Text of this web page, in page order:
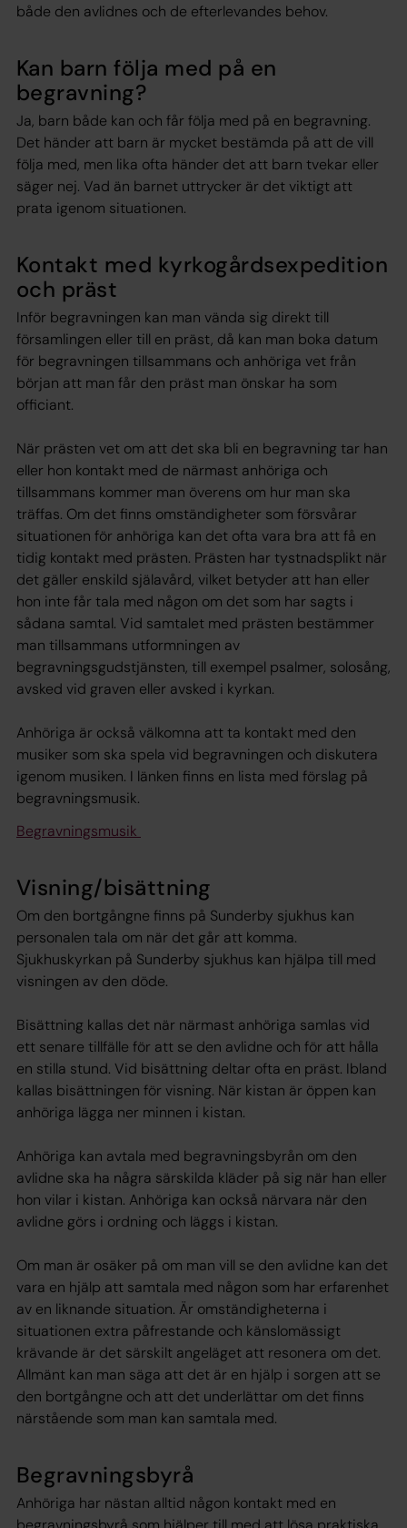
både den avlidnes och de efterlevandes behov.
Kan barn följa med på en
begravning?
Ja, barn både kan och får följa med på en begravning.
Det händer att barn är mycket bestämda på att de vill
följa med, men lika ofta händer det att barn tvekar eller
säger nej. Vad än barnet uttrycker är det viktigt att
prata igenom situationen.
Kontakt med kyrkogårdsexpedition
och präst
Inför begravningen kan man vända sig direkt till
församlingen eller till en präst, då kan man boka datum
för begravningen tillsammans och anhöriga vet från
början att man får den präst man önskar ha som
officiant.
När prästen vet om att det ska bli en begravning tar han
eller hon kontakt med de närmast anhöriga och
tillsammans kommer man överens om hur man ska
träffas. Om det finns omständigheter som försvårar
situationen för anhöriga kan det ofta vara bra att få en
tidig kontakt med prästen. Prästen har tystnadsplikt när
det gäller enskild själavård, vilket betyder att han eller
hon inte får tala med någon om det som har sagts i
sådana samtal. Vid samtalet med prästen bestämmer
man tillsammans utformningen av
begravningsgudstjänsten, till exempel psalmer, solosång,
avsked vid graven eller avsked i kyrkan.
Anhöriga är också välkomna att ta kontakt med den
musiker som ska spela vid begravningen och diskutera
igenom musiken. I länken finns en lista med förslag på
begravningsmusik.
Begravningsmusik
Visning/bisättning
Om den bortgångne finns på Sunderby sjukhus kan
personalen tala om när det går att komma.
Sjukhuskyrkan på Sunderby sjukhus kan hjälpa till med
visningen av den döde.
Bisättning kallas det när närmast anhöriga samlas vid
ett senare tillfälle för att se den avlidne och för att hålla
en stilla stund. Vid bisättning deltar ofta en präst. Ibland
kallas bisättningen för visning. När kistan är öppen kan
anhöriga lägga ner minnen i kistan.
Anhöriga kan avtala med begravningsbyrån om den
avlidne ska ha några särskilda kläder på sig när han eller
hon vilar i kistan. Anhöriga kan också närvara när den
avlidne görs i ordning och läggs i kistan.
Om man är osäker på om man vill se den avlidne kan det
vara en hjälp att samtala med någon som har erfarenhet
av en liknande situation. Är omständigheterna i
situationen extra påfrestande och känslomässigt
krävande är det särskilt angeläget att resonera om det.
Allmänt kan man säga att det är en hjälp i sorgen att se
den bortgångne och att det underlättar om det finns
närstående som man kan samtala med.
Begravningsbyrå
Anhöriga har nästan alltid någon kontakt med en